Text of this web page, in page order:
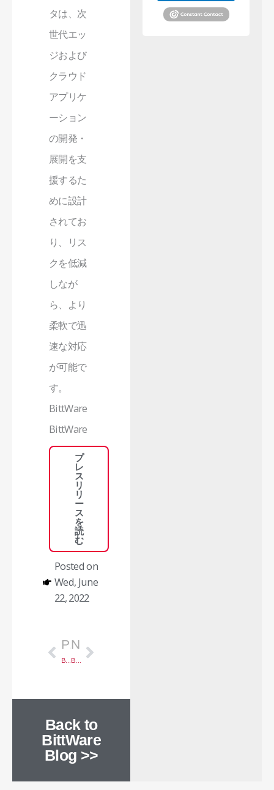
タは、次
世代エッ
ジおよび
クラウド
アプリケ
ーション
の開発・
展開を支
援するた
めに設計
されてお
り、リス
クを低減
しなが
ら、より
柔軟で迅
速な対応
が可能で
す。
BittWare
BittWare
プ
レ
ス
リ
リ
ー
ス
を
読
む
Posted on
Wed, June
22, 2022
PREVIOUS NEXT
Back to
BittWare
Blog >>